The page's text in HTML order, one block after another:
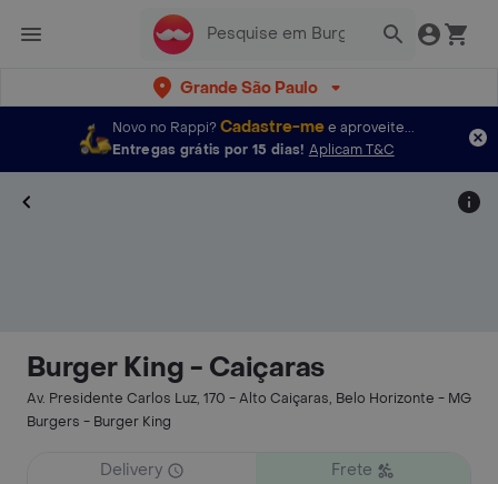
Grande São Paulo
Novo no Rappi? Cadastre-mee aproveite...
Entregas grátis por 15 dias! Aplicam T&C
Burger Kingㅤㅤ - Caiçaras
Av. Presidente Carlos Luz, 170 - Alto Caiçaras, Belo Horizonte - MG
Burgers - Burger Kingㅤㅤ
Delivery
Frete